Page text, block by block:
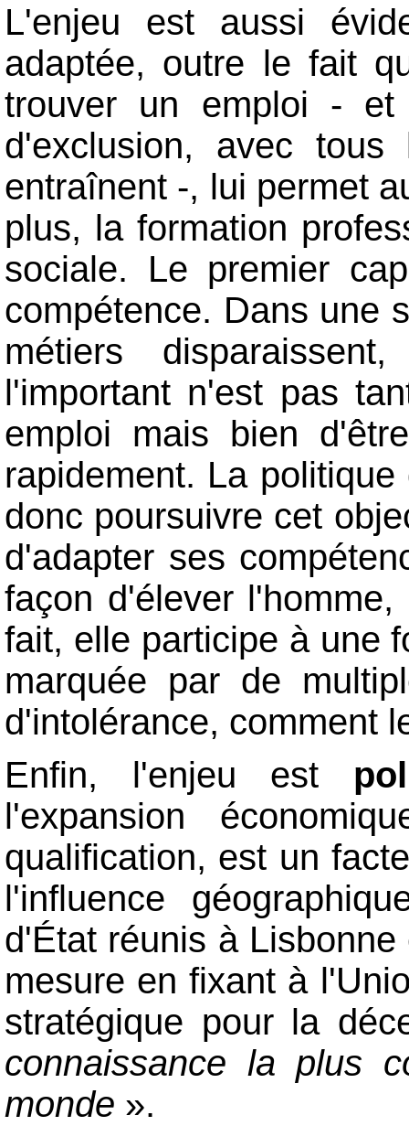
L'enjeu est aussi
adaptée, outre le fait
trouver un emploi - et
d'exclusion, avec
entraînent -, lui permet
plus, la formation
sociale. Le premier
compétence. Dans une
métiers
l'important n'est pas
emploi mais bien
rapidement. La
donc poursuivre cet
d'adapter ses
façon d'élever
fait, elle participe à une
marquée par de
d'intolérance, comment
Enfin, l'enjeu est
l'expansion
qualification, est un
l'influence
d'État réunis à
mesure en fixant à
stratégique pour la
connaissance la plus
monde ».